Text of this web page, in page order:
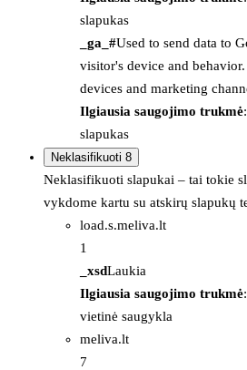
slapukas
_ga_#Used to send data to
visitor's device and
devices and marketing
Ilgiausia saugojimo trukmė
slapukas
Neklasifikuoti 8
Neklasifikuoti slapukai – tai tokie
vykdome kartu su atskirų slapukų
load.s.meliva.lt
1
_xsdLaukia
Ilgiausia saugojimo trukmė
vietinė saugykla
meliva.lt
7